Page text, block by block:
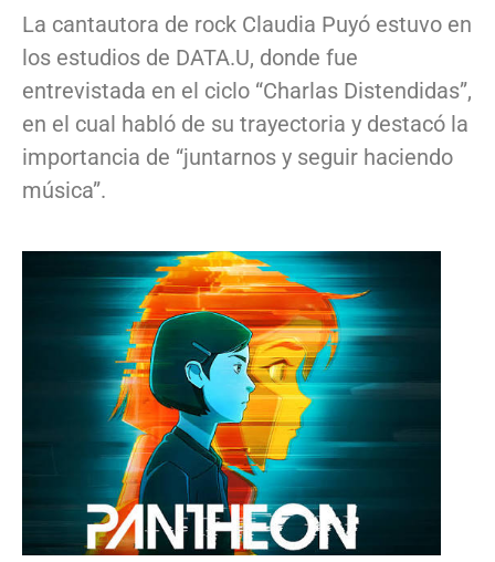
La cantautora de rock Claudia Puyó estuvo en
los estudios de DATA.U, donde fue
entrevistada en el ciclo “Charlas Distendidas”,
en el cual habló de su trayectoria y destacó la
importancia de “juntarnos y seguir haciendo
música”.